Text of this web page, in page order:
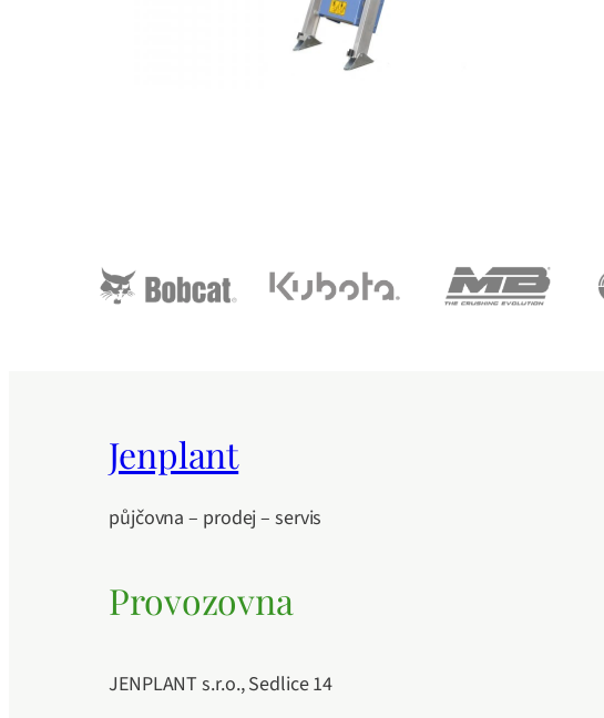
Jenplant
půjčovna – prodej – servis
Provozovna
JENPLANT s.r.o., Sedlice 14